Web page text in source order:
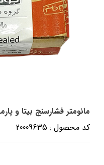
مانومتر فشارسنج بیتا و
کد محصول : 20009635